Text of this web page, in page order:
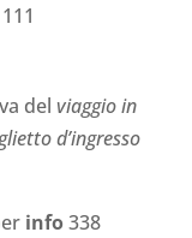
del viaggio in
d’ingresso
info338